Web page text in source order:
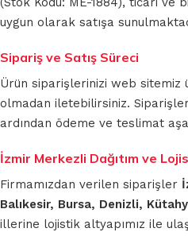
uygun olarak satışa
Sipariş ve Satış Süreci
Ürün siparişlerinizi web sitemiz
olmadan iletebilirsiniz.
ardından ödeme ve teslimat
İzmir Merkezli Dağıtım ve
Firmamızdan verilen siparişler
Balıkesir, Bursa, Denizli,
illerine lojistik altyapımız ile